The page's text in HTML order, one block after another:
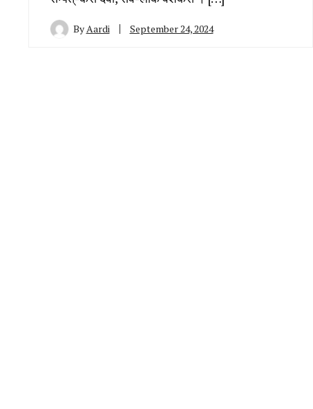
ByAardi September 24, 2024